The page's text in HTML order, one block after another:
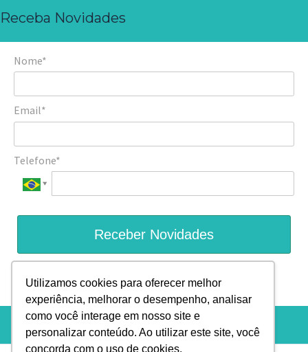
Utilizamos cookies para oferecer melhor
experiência, melhorar o desempenho, analisar
como você interage em nosso site e
personalizar conteúdo. Ao utilizar este site, você
concorda com o uso de cookies.
Receba Novidades
Nome*
Email*
Telefone*
Receber Novidades
Prometemos não utilizar suas informações de contato para
enviar qualquer tipo de SPAM.